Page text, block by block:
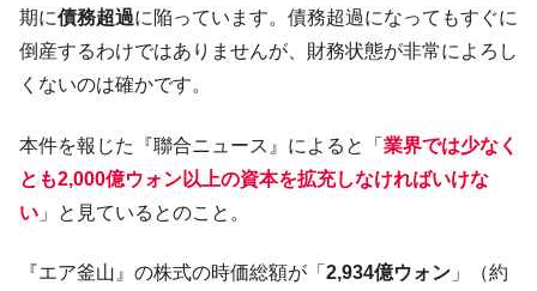
『Money1』
韓国･外為取引量「1日当たり1,214.4億ド
ル」まで拡大 ⇒ 海外資金の動きに強く左右される状態
『Money1』
韓国･帰ってきた李在明。李在明を支持しな
『Money1』
韓国大統領府ボンクラ政策室長が告発され
た ⇒ 国家が行った恐るべき株価操作であり、空前の国政壟
断
動」
期に債務超過に陥っています。債務超過になってもすぐに
倒産するわけではありませんが、財務状態が非常によろし
くないのは確かです。
本件を報じた『聯合ニュース』によると「 業界では少なく
とも2,000億ウォン以上の資本を拡充しなければいけな
い 」と見ているとのこと。
『エア釜山』の株式の時価総額が「 2,934億ウォン 」（約